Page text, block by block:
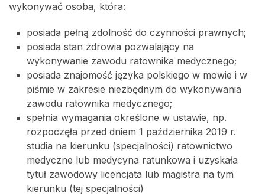
wykonywać osoba, która:
posiada pełną zdolność do czynności prawnych;
posiada stan zdrowia pozwalający na
wykonywanie zawodu ratownika medycznego;
posiada znajomość języka polskiego w mowie i w
piśmie w zakresie niezbędnym do wykonywania
zawodu ratownika medycznego;
spełnia wymagania określone w ustawie, np.
rozpoczęła przed dniem 1 października 2019 r.
studia na kierunku (specjalności) ratownictwo
medyczne lub medycyna ratunkowa i uzyskała
tytuł zawodowy licencjata lub magistra na tym
kierunku (tej specjalności)